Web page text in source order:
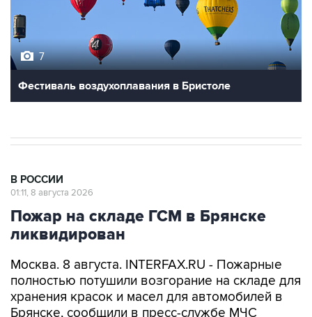
Фестиваль воздухоплавания в Бристоле
Пожар на складе ГСМ в Брянске
ликвидирован
Москва. 8 августа. INTERFAX.RU - Пожарные
хранения красок и масел для автомобилей в
Брянске, сообщили в пресс-службе МЧС
России в ночь на субботу.